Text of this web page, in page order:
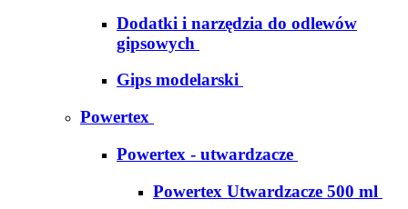
Dodatki i narzędzia do odlewów
gipsowych
Gips modelarski
Powertex
Powertex - utwardzacze
Powertex Utwardzacze 500 ml